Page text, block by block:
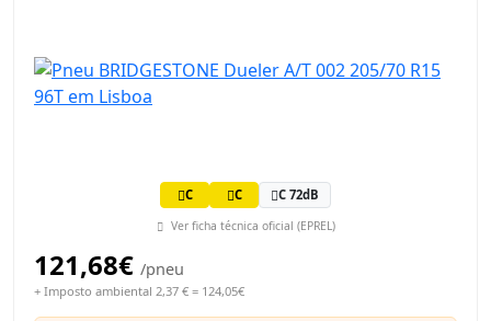
C C C 72dB
Ver ficha técnica oficial (EPREL)
121,68€ /pneu
+ Imposto ambiental 2,37 € = 124,05€